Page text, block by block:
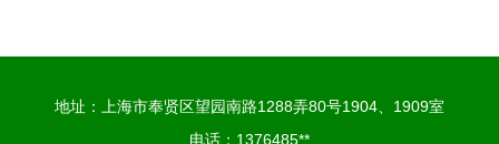
地址：上海市奉贤区望园南路1288弄80号1904、1909室
电话：1376485**